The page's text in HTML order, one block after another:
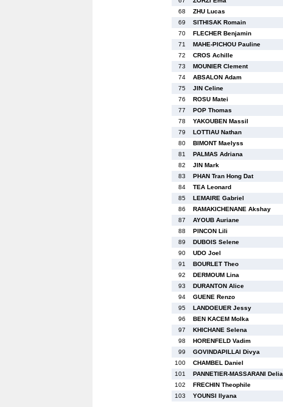
68
ZHU Lucas
69
SITHISAK Romain
70
FLECHER Benjamin
71
MAHE-PICHOU Pauline
72
CROS Achille
73
MOUNIER Clement
74
ABSALON Adam
75
JIN Celine
76
ROSU Matei
77
POP Thomas
78
YAKOUBEN Massil
79
LOTTIAU Nathan
80
BIMONT Maelyss
81
PALMAS Adriana
82
JIN Mark
83
PHAN Tran Hong Dat
84
TEA Leonard
85
LEMAIRE Gabriel
86
RAMAKICHENANE Akshay
87
AYOUB Auriane
88
PINCON Lili
89
DUBOIS Selene
90
UDO Joel
91
BOURLET Theo
92
DERMOUM Lina
93
DURANTON Alice
94
GUENE Renzo
95
LANDOEUER Jessy
96
BEN KACEM Molka
97
KHICHANE Selena
98
HORENFELD Vadim
99
GOVINDAPILLAI Divya
100
CHAMBEL Daniel
101
PANNETIER-MASSARANI Delia
102
FRECHIN Theophile
103
YOUNSI Ilyana